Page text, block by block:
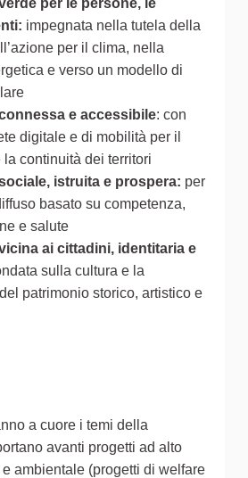
impegnata nella tutela della
per il clima, nella
e verso un modello di
e accessibile: con
digitale e di mobilità per il
continuità dei territori
istruita e prospera: per
basato su competenza,
e salute
ai cittadini, identitaria e
sulla cultura e la
patrimonio storico, artistico e
a cuore i temi della
avanti progetti ad alto
ambientale (progetti di welfare